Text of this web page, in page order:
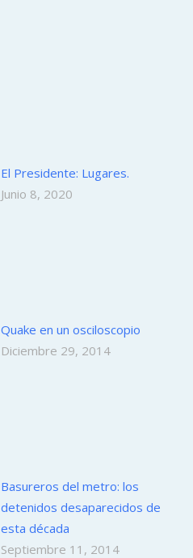
El Presidente: Lugares.
Junio 8, 2020
Quake en un osciloscopio
Diciembre 29, 2014
Basureros del metro: los
detenidos desaparecidos de
esta década
Septiembre 11, 2014